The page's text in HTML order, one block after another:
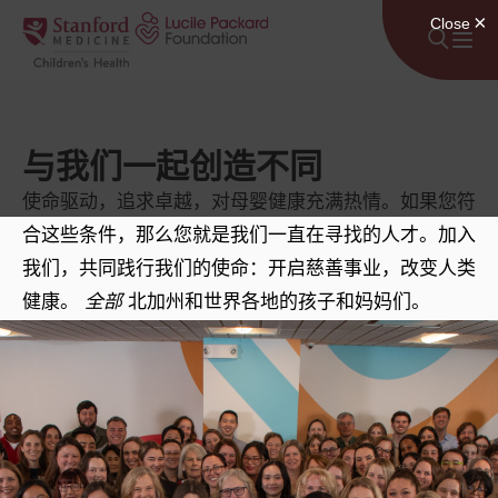
跳至内容
与我们一起创造不同
使命驱动，追求卓越，对母婴健康充满热情。如果您符
合这些条件，那么您就是我们一直在寻找的人才。加入
我们，共同践行我们的使命：开启慈善事业，改变人类
健康。 全部北加州和世界各地的孩子和妈妈们。